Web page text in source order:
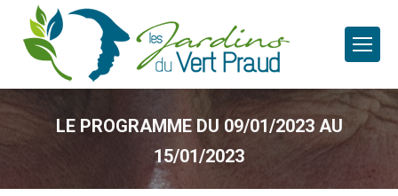
LE PROGRAMME DU 09/01/2023 AU
15/01/2023